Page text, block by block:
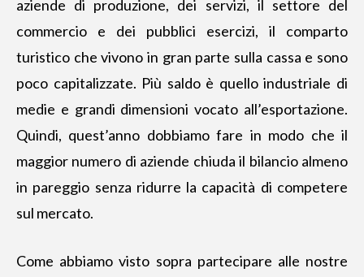
aziende di produzione, dei servizi, il settore del
commercio e dei pubblici esercizi, il comparto
turistico che vivono in gran parte sulla cassa e sono
poco capitalizzate. Più saldo è quello industriale di
medie e grandi dimensioni vocato all’esportazione.
Quindi, quest’anno dobbiamo fare in modo che il
maggior numero di aziende chiuda il bilancio almeno
in pareggio senza ridurre la capacità di competere
sul mercato.
Come abbiamo visto sopra partecipare alle nostre